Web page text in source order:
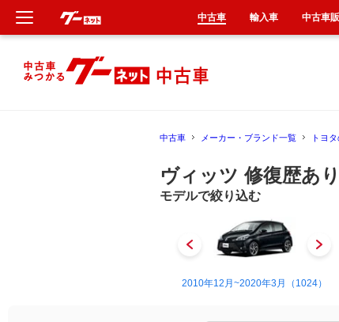
中古車 メーカー・ブランド一覧 トヨ
ヴィッツ 修復歴あ
モデルで絞り込む
2010年12月~2020年3月（1024）
中古車 輸入車 中古車
新車